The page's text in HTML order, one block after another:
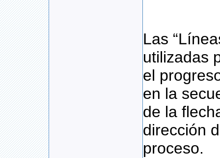
Las
utilizadas
el
en la
de la
dirección
proceso.